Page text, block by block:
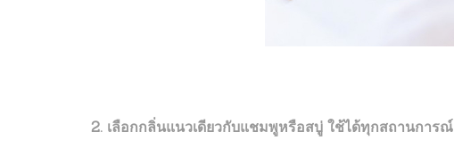
2. เลือกกลิ่นแนวเดียวกับแชมพูหรือสบู่ ใช้ได้ทุกสถานการณ์